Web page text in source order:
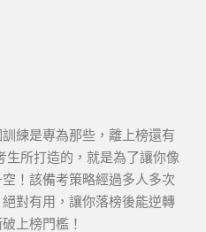
練是專為那些，離上榜還有
生所打造的，就是為了讓你像
！該備考策略經過多人多次
對有用，讓你落榜後能逆轉
上榜門檻！